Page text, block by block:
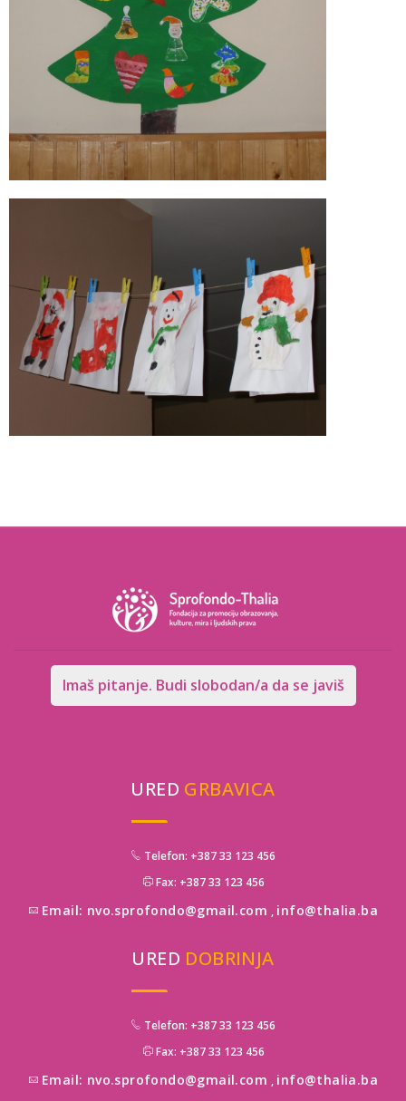
Imaš pitanje. Budi slobodan/a da se javiš
URED GRBAVICA
Telefon: +387 33 123 456
Fax: +387 33 123 456
Email: nvo.sprofondo@gmail.com , info@thalia.ba
URED DOBRINJA
Telefon: +387 33 123 456
Fax: +387 33 123 456
Email: nvo.sprofondo@gmail.com , info@thalia.ba